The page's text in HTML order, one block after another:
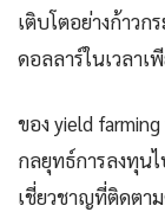
เติบโตอย่างก้าวก
ดอลลาร์ในเวลาเ
ของ yield
กลยุทธ์การลงทุนไ
เชี่ยวชาญที่ติดตา